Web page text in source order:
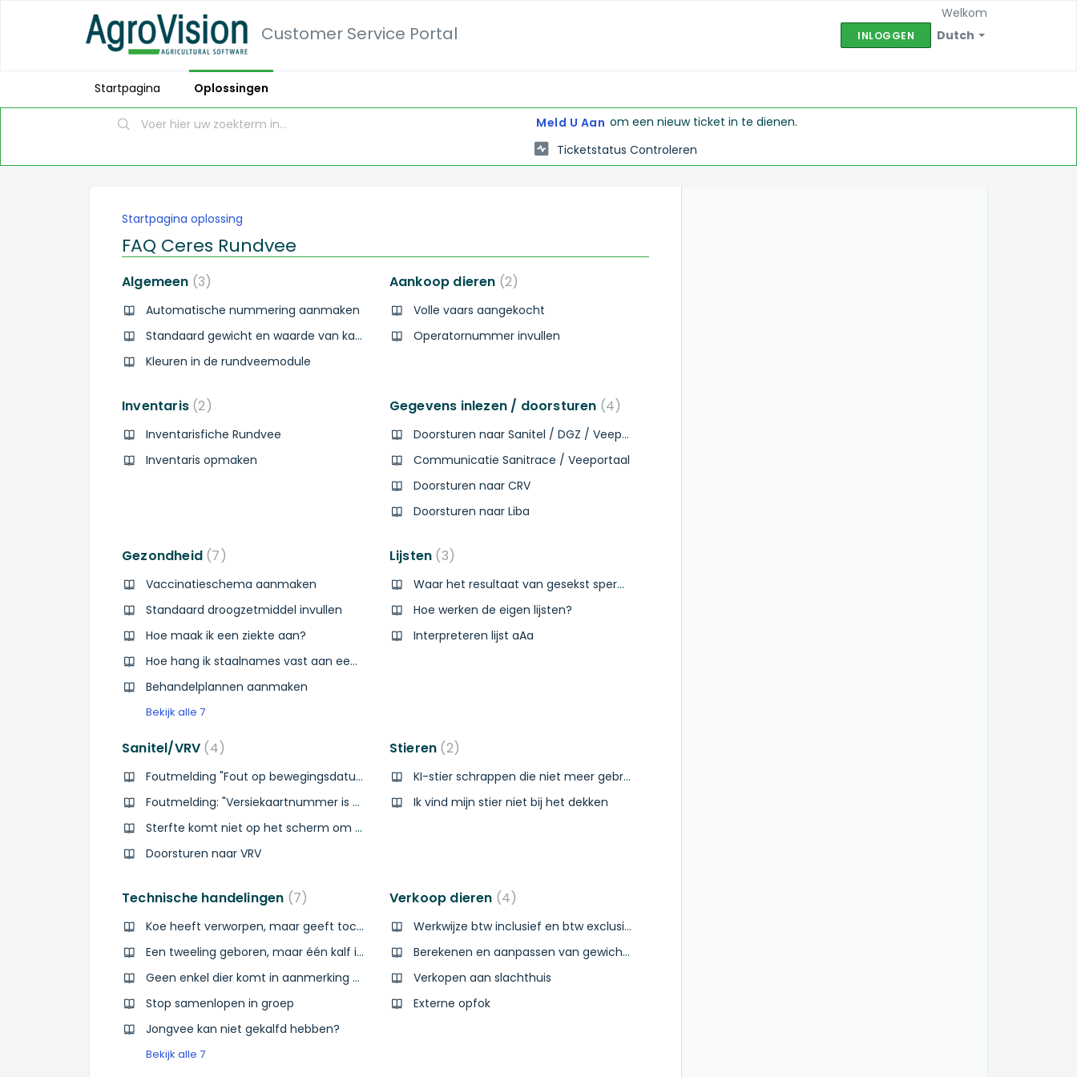
Customer Service Portal Dutch
Welkom
INLOGGEN
Startpagina Oplossingen
Meld U Aan om een nieuw ticket in te dienen.
Ticketstatus Controleren
Startpagina oplossing
FAQ Ceres Rundvee
Algemeen 3
Automatische nummering aanmaken
Standaard gewicht en waarde van kalf en vaars
Kleuren in de rundveemodule
Aankoop dieren 2
Volle vaars aangekocht
Operatornummer invullen
Inventaris 2
Inventarisfiche Rundvee
Inventaris opmaken
Gegevens inlezen / doorsturen 4
Doorsturen naar Sanitel / DGZ / Veeportaal
Communicatie Sanitrace / Veeportaal
Doorsturen naar CRV
Doorsturen naar Liba
Gezondheid 7
Vaccinatieschema aanmaken
Standaard droogzetmiddel invullen
Hoe maak ik een ziekte aan?
Hoe hang ik staalnames vast aan een behandeling?
Behandelplannen aanmaken
Bekijk alle 7
Lijsten 3
Waar het resultaat van gesekst sperma opvragen?
Hoe werken de eigen lijsten?
Interpreteren lijst aAa
Sanitel/VRV 4
Foutmelding "Fout op bewegingsdatum"
Foutmelding: "Versiekaartnummer is niet correct"
Sterfte komt niet op het scherm om door te sturen naar Sanitel?
Doorsturen naar VRV
Stieren 2
KI-stier schrappen die niet meer gebruikt wordt
Ik vind mijn stier niet bij het dekken
Technische handelingen 7
Koe heeft verworpen, maar geeft toch melk
Een tweeling geboren, maar één kalf ingegeven?
Geen enkel dier komt in aanmerking bij samenlopen
Stop samenlopen in groep
Jongvee kan niet gekalfd hebben?
Bekijk alle 7
Verkoop dieren 4
Werkwijze btw inclusief en btw exclusief
Berekenen en aanpassen van gewichten
Verkopen aan slachthuis
Externe opfok